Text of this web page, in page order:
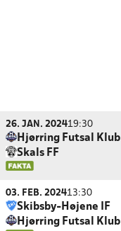
26. JAN. 202419:30
Hjørring Futsal Klub
Skals FF
03. FEB. 202413:30
Skibsby-Højene IF
Hjørring Futsal Klub